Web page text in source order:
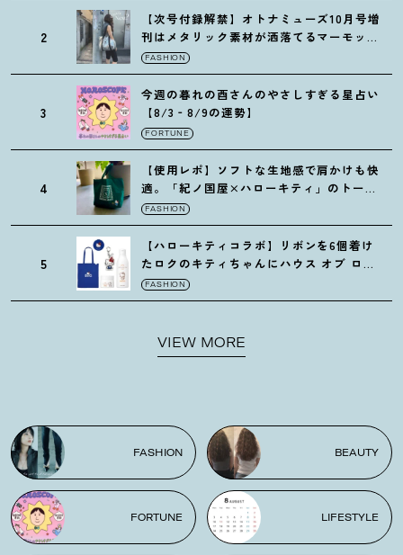
2
【次号付録解禁】オトナミューズ10月号増
刊はメタリック素材が洒落てるマーモット
の保冷バッグ
FASHION
3
今週の暮れの酉さんのやさしすぎる星占い
【8/3‐8/9の運勢】
FORTUNE
4
【使用レポ】ソフトな生地感で肩かけも快
適。「紀ノ国屋×ハローキティ」のトート
がガシガシ使えて最高です
FASHION
5
【ハローキティコラボ】リボンを6個着け
たロクのキティちゃんにハウス オブ ロー
ゼの限定パケも
FASHION
VIEW MORE
FASHION BEAUTY
FORTUNE LIFESTYLE